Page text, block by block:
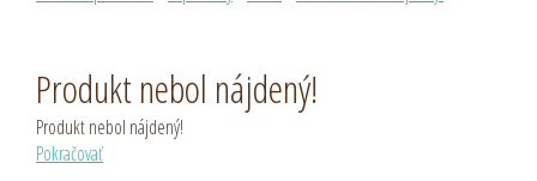
Produkt nebol nájdený!
Produkt nebol nájdený!
Pokračovať